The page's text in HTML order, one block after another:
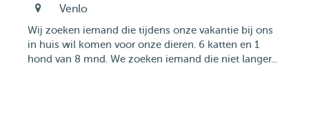
Venlo
Wij zoeken iemand die tijdens onze vakantie bij ons
in huis wil komen voor onze dieren. 6 katten en 1
hond van 8 mnd. We zoeken iemand die niet langer...